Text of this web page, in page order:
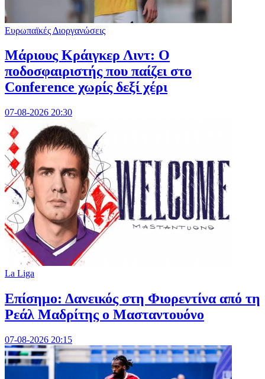
Ευρωπαϊκές Διοργανώσεις
Μάριους Κράιγκερ Λιντ: Ο
ποδοσφαιριστής που παίζει στο
Conference χωρίς δεξί χέρι
07-08-2026 20:30
La Liga
Επίσημο: Δανεικός στη Φιορεντίνα από τη
Ρεάλ Μαδρίτης ο Μασταντουόνο
07-08-2026 20:15